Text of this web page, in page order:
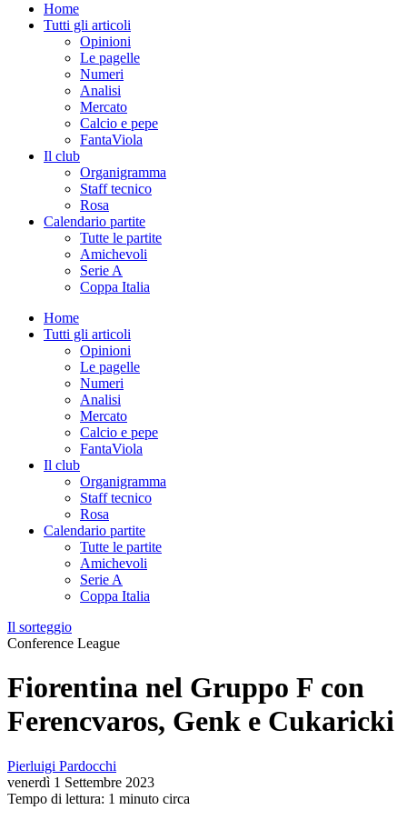
Home
Tutti gli articoli
Opinioni
Le pagelle
Numeri
Analisi
Mercato
Calcio e pepe
FantaViola
Il club
Organigramma
Staff tecnico
Rosa
Calendario partite
Tutte le partite
Amichevoli
Serie A
Coppa Italia
Home
Tutti gli articoli
Opinioni
Le pagelle
Numeri
Analisi
Mercato
Calcio e pepe
FantaViola
Il club
Organigramma
Staff tecnico
Rosa
Calendario partite
Tutte le partite
Amichevoli
Serie A
Coppa Italia
Il sorteggio
Conference League
Fiorentina nel Gruppo F con
Ferencvaros, Genk e Cukaricki
Pierluigi Pardocchi
venerdì 1 Settembre 2023
Tempo di lettura: 1 minuto circa